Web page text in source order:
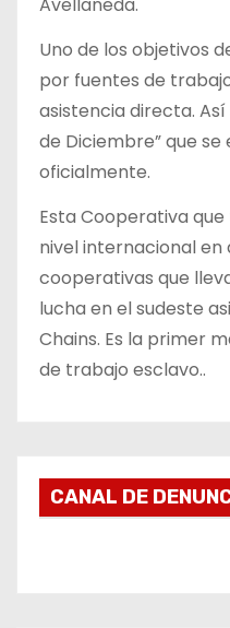
Avellaneda.
Uno de los objetivos
por fuentes de
asistencia directa.
de Diciembre” que
oficialmente.
Esta Cooperativa
nivel internacional
cooperativas que
lucha en el sudeste
Chains. Es la primer
de trabajo esclavo..
CANAL DE